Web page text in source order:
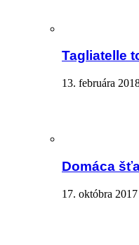
Tagliatelle
13. februára
Domáca
17. októbra 2017